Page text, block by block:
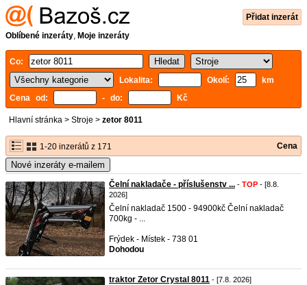
Přidat inzerát
Oblíbené inzeráty, Moje inzeráty
Co:
Lokalita:
Okolí:
km
Cena od:
- do: Kč
Hlavní stránka > Stroje > zetor 8011
1-20 inzerátů z 171 Cena
Nové inzeráty e-mailem
Čelní nakladače - příslušenstv ... - TOP - [8.8.
2026]
Čelní nakladač 1500 - 94900kč Čelní nakladač
700kg - ...
Frýdek - Místek - 738 01
Dohodou
traktor Zetor Crystal 8011 - [7.8. 2026]